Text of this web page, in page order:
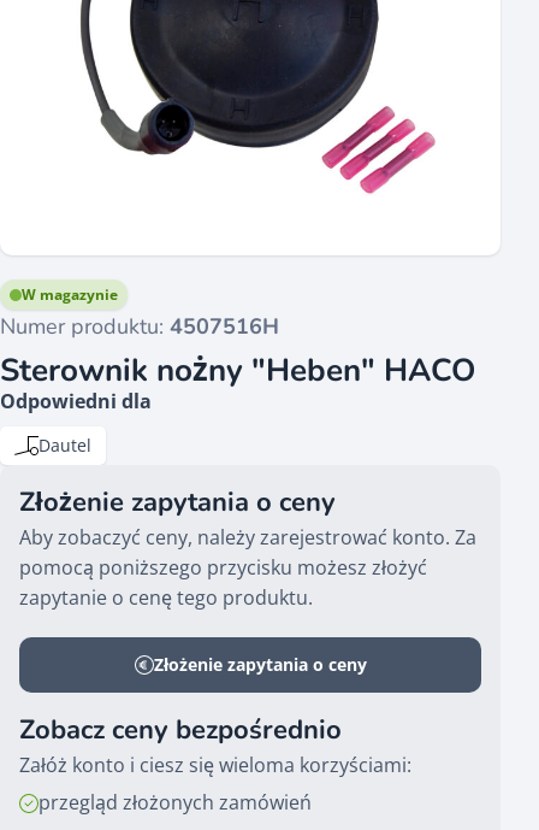
Numer produktu: 4507516H
W magazynie
Sterownik nożny "Heben" HACO
Odpowiedni dla
Dautel
Złożenie zapytania o ceny
Aby zobaczyć ceny, należy zarejestrować konto. Za
pomocą poniższego przycisku możesz złożyć
zapytanie o cenę tego produktu.
Złożenie zapytania o ceny
Zobacz ceny bezpośrednio
Załóż konto i ciesz się wieloma korzyściami:
przegląd złożonych zamówień